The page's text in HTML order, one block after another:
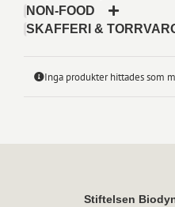
Inga produkter hittades som
NON-FOOD
SKAFFERI &
Stiftelsen